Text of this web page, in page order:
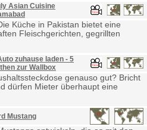
Asian Cuisine
Küche in Pakistan bietet eine
Fleischgerichten, gegrillten
zuhause laden - 5
zur Wallbox
genauso gut? Bricht
dürfen Mieter überhaupt eine
Mustang